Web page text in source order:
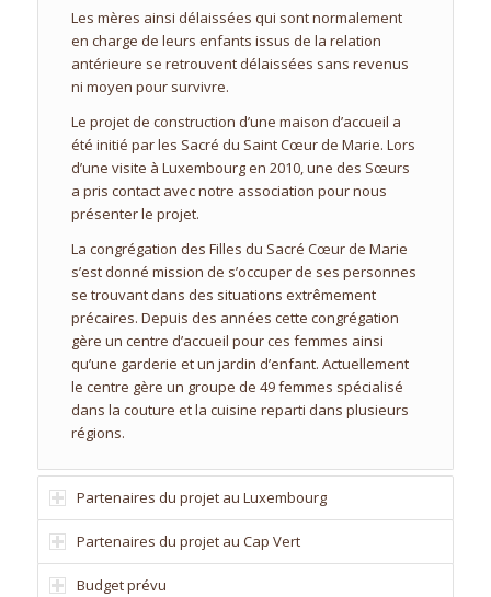
Les mères ainsi délaissées qui sont normalement
en charge de leurs enfants issus de la relation
antérieure se retrouvent délaissées sans revenus
ni moyen pour survivre.
Le projet de construction d’une maison d’accueil a
été initié par les Sacré du Saint Cœur de Marie. Lors
d’une visite à Luxembourg en 2010, une des Sœurs
a pris contact avec notre association pour nous
présenter le projet.
La congrégation des Filles du Sacré Cœur de Marie
s’est donné mission de s’occuper de ses personnes
se trouvant dans des situations extrêmement
précaires. Depuis des années cette congrégation
gère un centre d’accueil pour ces femmes ainsi
qu’une garderie et un jardin d’enfant. Actuellement
le centre gère un groupe de 49 femmes spécialisé
dans la couture et la cuisine reparti dans plusieurs
régions.
Partenaires du projet au Luxembourg
Partenaires du projet au Cap Vert
Budget prévu